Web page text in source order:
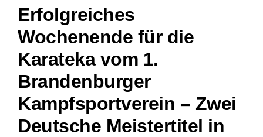
Erfolgreiches
Wochenende für die
Karateka vom 1.
Brandenburger
Kampfsportverein – Zwei
Deutsche Meistertitel in